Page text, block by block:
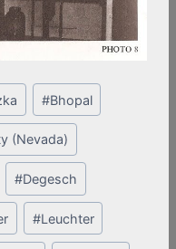
#Bhopal
(Nevada)
#Degesch
#Leuchter